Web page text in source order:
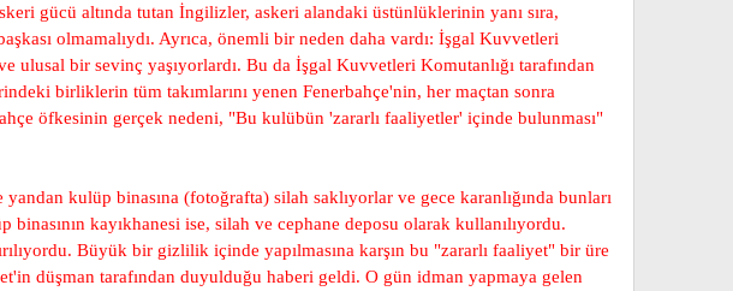
gücü altında tutan İngilizler, askeri alandaki üstünlüklerinin yanı sıra,
olmamalıydı. Ayrıca, önemli bir neden daha vardı: İşgal Kuvvetleri
bir sevinç yaşıyorlardı. Bu da İşgal Kuvvetleri Komutanlığı tarafından
birliklerin tüm takımlarını yenen Fenerbahçe'nin, her maçtan sonra
öfkesinin gerçek nedeni, "Bu kulübün 'zararlı faaliyetler' içinde bulunması"
kulüp binasına (fotoğrafta) silah saklıyorlar ve gece karanlığında bunları
kayıkhanesi ise, silah ve cephane deposu olarak kullanılıyordu.
Büyük bir gizlilik içinde yapılmasına karşın bu "zararlı faaliyet" bir üre
düşman tarafından duyulduğu haberi geldi. O gün idman yapmaya gelen